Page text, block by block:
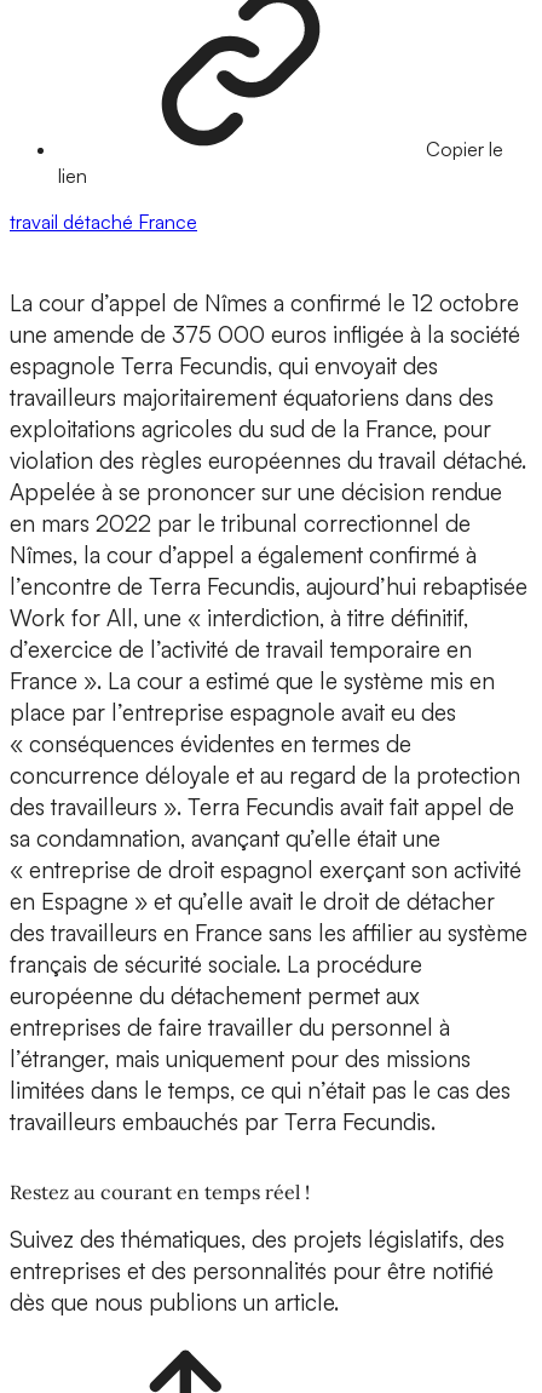
Copier le
lien
travail détaché France
La cour d’appel de Nîmes a confirmé le 12 octobre
une amende de 375 000 euros infligée à la société
espagnole Terra Fecundis, qui envoyait des
travailleurs majoritairement équatoriens dans des
exploitations agricoles du sud de la France, pour
violation des règles européennes du travail détaché.
Appelée à se prononcer sur une décision rendue
en mars 2022 par le tribunal correctionnel de
Nîmes, la cour d’appel a également confirmé à
l’encontre de Terra Fecundis, aujourd’hui rebaptisée
Work for All, une « interdiction, à titre définitif,
d’exercice de l’activité de travail temporaire en
France ». La cour a estimé que le système mis en
place par l’entreprise espagnole avait eu des
« conséquences évidentes en termes de
concurrence déloyale et au regard de la protection
des travailleurs ». Terra Fecundis avait fait appel de
sa condamnation, avançant qu’elle était une
« entreprise de droit espagnol exerçant son activité
en Espagne » et qu’elle avait le droit de détacher
des travailleurs en France sans les affilier au système
français de sécurité sociale. La procédure
européenne du détachement permet aux
entreprises de faire travailler du personnel à
l’étranger, mais uniquement pour des missions
limitées dans le temps, ce qui n’était pas le cas des
travailleurs embauchés par Terra Fecundis.
Restez au courant en temps réel !
Suivez des thématiques, des projets législatifs, des
entreprises et des personnalités pour être notifié
dès que nous publions un article.